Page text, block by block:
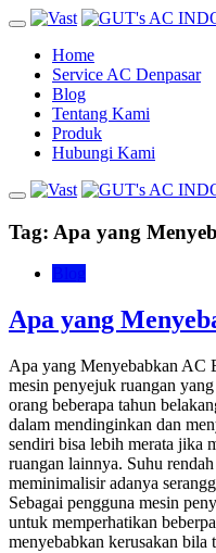
Home
Service AC Denpasar
Blog
Tentang Kami
Produk
Hubungi Kami
Tag: Apa yang
Apa yang
Apa yang Menyebabkan AC
mesin penyejuk ruangan
orang beberapa tahun
dalam mendinginkan dan
sendiri bisa lebih merata jika
ruangan lainnya. Suhu
meminimalisir adanya
Sebagai pengguna mesin
untuk memperhatikan
menyebabkan kerusakan bila